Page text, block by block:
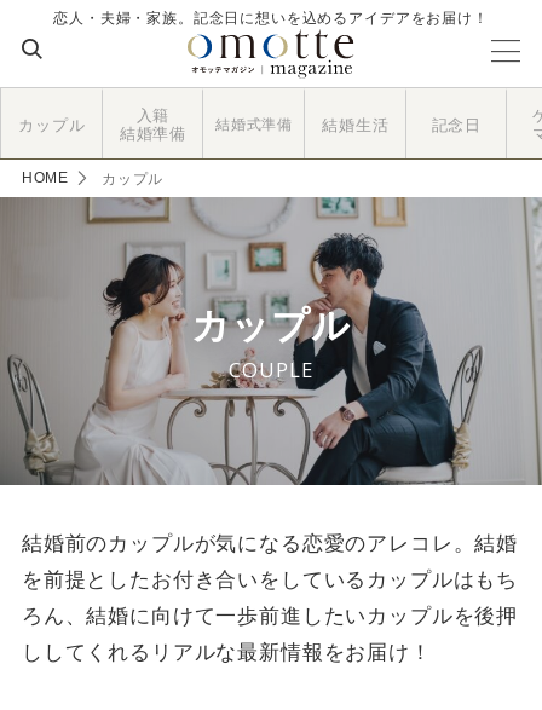
恋人・夫婦・家族。記念日に想いを込めるアイデアをお届け！
カップル
入籍
結婚準備
結婚式準備 結婚生活 記念日
HOME カップル
カップル
COUPLE
結婚前のカップルが気になる恋愛のアレコレ。結婚
を前提としたお付き合いをしているカップルはもち
ろん、結婚に向けて一歩前進したいカップルを後押
ししてくれるリアルな最新情報をお届け！